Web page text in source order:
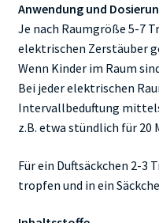
Anwendung und
Je nach Raumgröße 5-7
elektrischen Zerstäuber
Wenn Kinder im Raum
Bei jeder elektrischen
Intervallbeduftung
z.B. etwa stündlich für 20
Für ein Duftsäckchen 2-3
tropfen und in ein